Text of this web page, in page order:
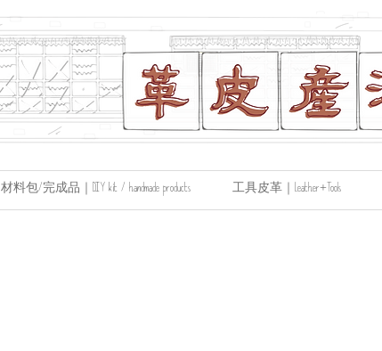
材料包/完成品｜DIY kit / handmade products 工具皮革｜Leather+Tools